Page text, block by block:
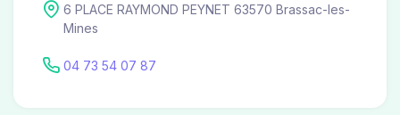
6 PLACE RAYMOND PEYNET 63570 Brassac-les-
Mines
04 73 54 07 87